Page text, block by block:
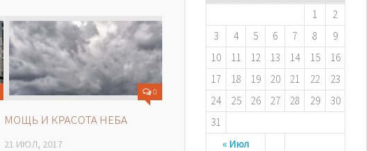
0
МОЩЬ И КРАСОТА НЕБА
21 ИЮЛ, 2017 « Июл
1
2
3
4 5 6 7 8
9
10
11 12 13 14 15
16
17
18 19 20 21 22
23
24
25 26 27 28 29
30
31